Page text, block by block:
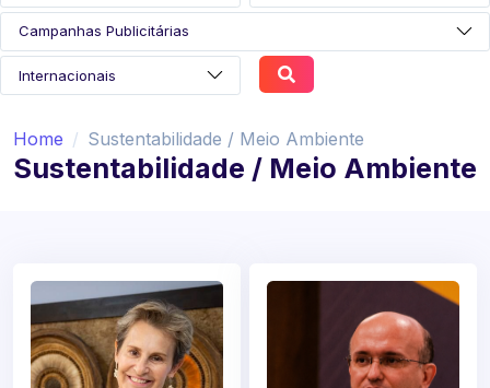
Home Sustentabilidade / Meio Ambiente
Sustentabilidade / Meio Ambiente